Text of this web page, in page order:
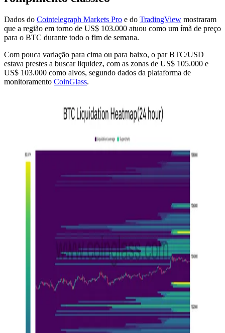
Dados do Cointelegraph Markets Pro e do TradingView mostraram
que a região em torno de US$ 103.000 atuou como um ímã de preço
para o BTC durante todo o fim de semana.
Com pouca variação para cima ou para baixo, o par BTC/USD
estava prestes a buscar liquidez, com as zonas de US$ 105.000 e
US$ 103.000 como alvos, segundo dados da plataforma de
monitoramento CoinGlass.